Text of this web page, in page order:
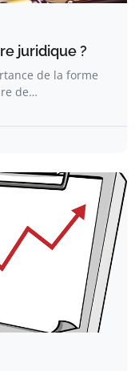
juridique ?
de la forme
de…